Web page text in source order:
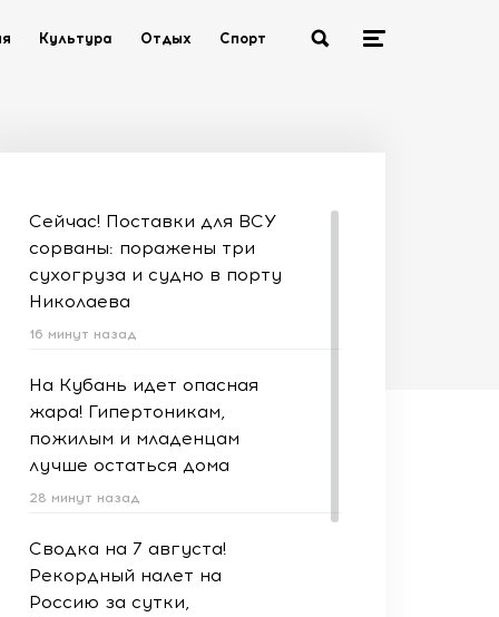
Культура Отдых Спорт
Сейчас! Поставки для ВСУ
сорваны: поражены три
сухогруза и судно в порту
Николаева
16 минут назад
На Кубань идет опасная
жара! Гипертоникам,
пожилым и младенцам
лучше остаться дома
28 минут назад
Сводка на 7 августа!
Рекордный налет на
Россию за сутки,